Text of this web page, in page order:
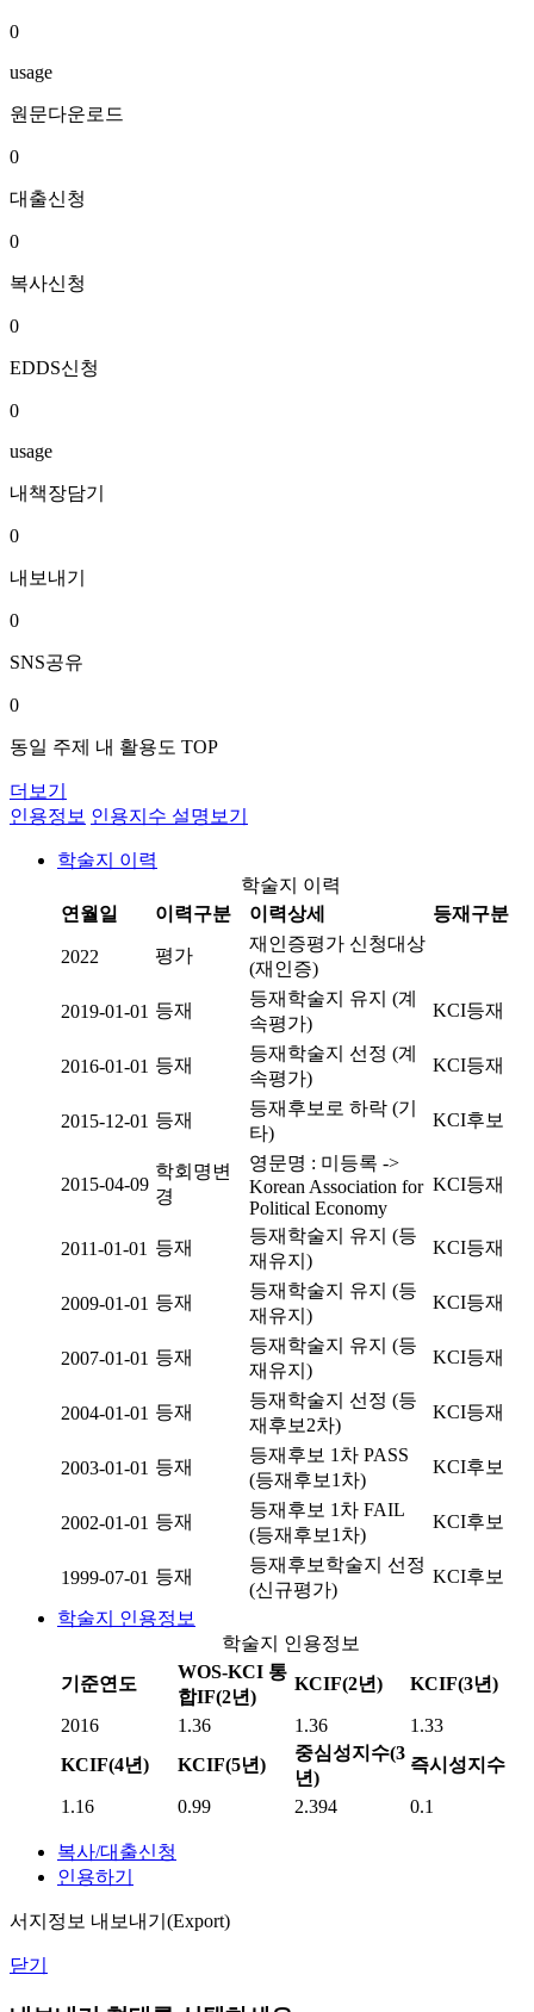
0
usage
원문다운로드
0
대출신청
0
복사신청
0
EDDS신청
0
usage
내책장담기
0
내보내기
0
SNS공유
0
동일 주제 내 활용도 TOP
더보기
인용정보 인용지수 설명보기
학술지 이력
학술지 이력
연월일
이력구분 이력상세 등재구분
2022 평가
재인증평가 신청대상
(재인증)
2019-01-01 등재
등재학술지 유지 (계
속평가)
KCI등재
2016-01-01 등재
등재학술지 선정 (계
속평가)
KCI등재
2015-12-01 등재
등재후보로 하락 (기
타)
KCI후보
2015-04-09
학회명변
경
영문명 : 미등록 ->
Korean Association for
Political Economy
KCI등재
2011-01-01 등재
등재학술지 유지 (등
재유지)
KCI등재
2009-01-01 등재
등재학술지 유지 (등
재유지)
KCI등재
2007-01-01 등재
등재학술지 유지 (등
재유지)
KCI등재
2004-01-01 등재
등재학술지 선정 (등
재후보2차)
KCI등재
2003-01-01 등재
등재후보 1차 PASS
(등재후보1차)
KCI후보
2002-01-01 등재
등재후보 1차 FAIL
(등재후보1차)
KCI후보
1999-07-01 등재
등재후보학술지 선정
(신규평가)
KCI후보
학술지 인용정보
학술지 인용정보
기준연도
WOS-KCI 통
합IF(2년)
KCIF(2년) KCIF(3년)
2016 1.36 1.36
1.33
KCIF(4년)
KCIF(5년)
중심성지수(3
년)
즉시성지수
1.16 0.99 2.394 0.1
복사/대출신청
인용하기
서지정보 내보내기(Export)
닫기